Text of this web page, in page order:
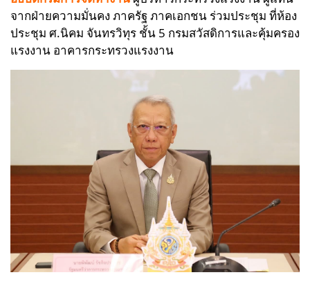
จากฝ่ายความมั่นคง ภาครัฐ ภาคเอกชน ร่วมประชุม ที่ห้อง
ประชุม ศ.นิคม จันทรวิทุร ชั้น 5 กรมสวัสดิการและคุ้มครอง
แรงงาน อาคารกระทรวงแรงงาน